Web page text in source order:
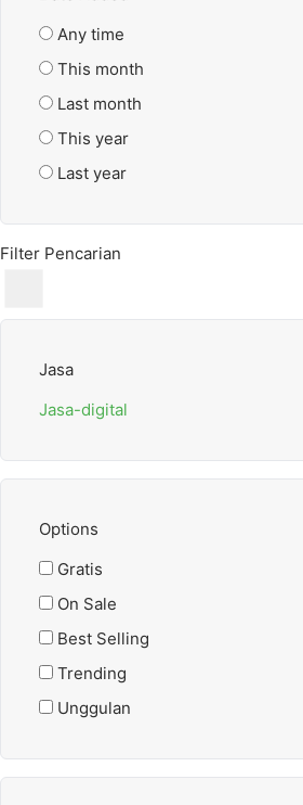
Any time
This month
Last month
This year
Last year
Filter Pencarian
Jasa
Jasa-digital
Options
Gratis
On Sale
Best Selling
Trending
Unggulan